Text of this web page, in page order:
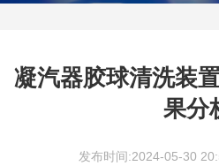
凝汽器胶球清洗装
果分
发布时间:2024-05-30